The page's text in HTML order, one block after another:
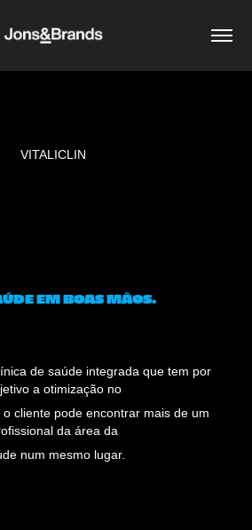
VITALICLIN
EM BOAS MÃOS.
de saúde integrada que tem por
a otimização no
cliente pode encontrar mais de um
da área da
num mesmo lugar.